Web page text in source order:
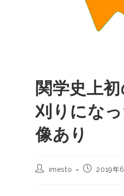
関学史上
刈りにな
像あり
imesto 2019年